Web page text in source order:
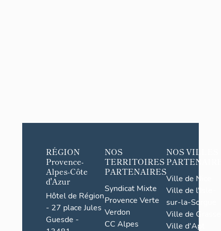
RÉGION
Provence-
Alpes-Côte
d'Azur
Hôtel de Région
- 27 place Jules
Guesde -
NOS
TERRITOIRES
PARTENAIRES
Syndicat Mixte
Provence Verte
Verdon
CC Alpes
NOS VILLES
Ville de Nice
Ville de l'Isle-
sur-la-Sorgue
Ville de Grasse
Ville d'Apt